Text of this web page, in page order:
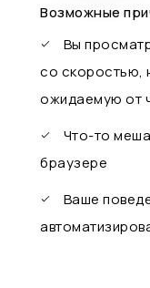
Возможные
Вы
со
ожидаемую от
Что-то
браузере
Ваше